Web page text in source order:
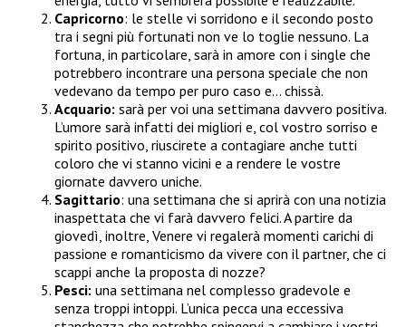
Capricorno: le stelle vi sorridono e il secondo posto
tra i segni più fortunati non ve lo toglie nessuno. La
fortuna, in particolare, sarà in amore con i single che
potrebbero incontrare una persona speciale che non
vedevano da tempo per puro caso e… chissà.
Acquario: sarà per voi una settimana davvero positiva.
L’umore sarà infatti dei migliori e, col vostro sorriso e
spirito positivo, riuscirete a contagiare anche tutti
coloro che vi stanno vicini e a rendere le vostre
giornate davvero uniche.
Sagittario: una settimana che si aprirà con una notizia
inaspettata che vi farà davvero felici. A partire da
giovedì, inoltre, Venere vi regalerà momenti carichi di
passione e romanticismo da vivere con il partner, che ci
scappi anche la proposta di nozze?
Pesci: una settimana nel complesso gradevole e
senza troppi intoppi. L’unica pecca una eccessiva